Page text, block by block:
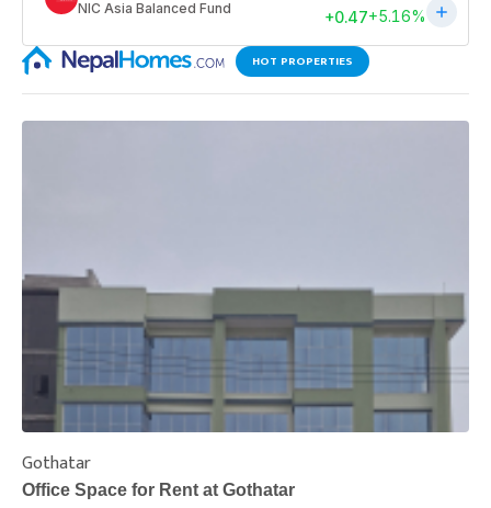
HOT PROPERTIES
Gothatar
Office Space for Rent at Gothatar